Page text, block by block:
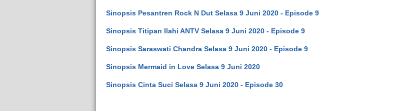
Sinopsis Pesantren Rock N Dut Selasa 9 Juni 2020 - Episode 9
Sinopsis Titipan Ilahi ANTV Selasa 9 Juni 2020 - Episode 9
Sinopsis Saraswati Chandra Selasa 9 Juni 2020 - Episode 9
Sinopsis Mermaid in Love Selasa 9 Juni 2020
Sinopsis Cinta Suci Selasa 9 Juni 2020 - Episode 30